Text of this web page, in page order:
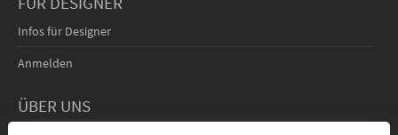
Infos für Designer
Anmelden
ÜBER UNS